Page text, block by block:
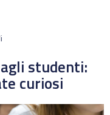
studenti:
curiosi